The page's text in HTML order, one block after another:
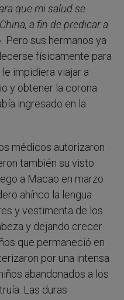
que mi salud se
a fin de predicar a
Pero sus hermanos ya
físicamente para
impidiera viajar a
y obtener la corona
ingresado en la
médicos autorizaron
también su visto
a Macao en marzo
ahínco la lengua
y vestimenta de los
y dejando crecer
que permaneció en
por una intensa
abandonados a los
Las duras